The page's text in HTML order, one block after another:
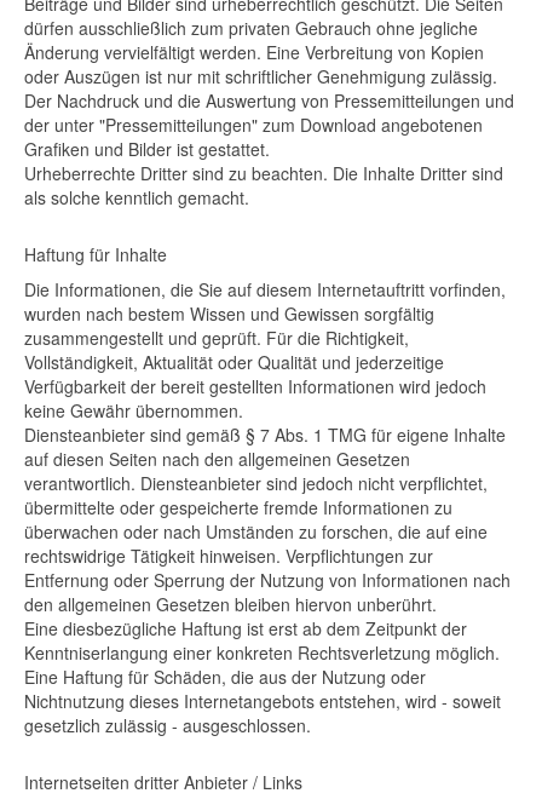
dürfen ausschließlich zum privaten Gebrauch ohne jegliche
Änderung vervielfältigt werden. Eine Verbreitung von Kopien
oder Auszügen ist nur mit schriftlicher Genehmigung zulässig.
Der Nachdruck und die Auswertung von Pressemitteilungen und
der unter "Pressemitteilungen" zum Download angebotenen
Grafiken und Bilder ist gestattet.
Urheberrechte Dritter sind zu beachten. Die Inhalte Dritter sind
als solche kenntlich gemacht.
Haftung für Inhalte
Die Informationen, die Sie auf diesem Internetauftritt vorfinden,
wurden nach bestem Wissen und Gewissen sorgfältig
zusammengestellt und geprüft. Für die Richtigkeit,
Vollständigkeit, Aktualität oder Qualität und jederzeitige
Verfügbarkeit der bereit gestellten Informationen wird jedoch
keine Gewähr übernommen.
Diensteanbieter sind gemäß § 7 Abs. 1 TMG für eigene Inhalte
auf diesen Seiten nach den allgemeinen Gesetzen
verantwortlich. Diensteanbieter sind jedoch nicht verpflichtet,
übermittelte oder gespeicherte fremde Informationen zu
überwachen oder nach Umständen zu forschen, die auf eine
rechtswidrige Tätigkeit hinweisen. Verpflichtungen zur
Entfernung oder Sperrung der Nutzung von Informationen nach
den allgemeinen Gesetzen bleiben hiervon unberührt.
Eine diesbezügliche Haftung ist erst ab dem Zeitpunkt der
Kenntniserlangung einer konkreten Rechtsverletzung möglich.
Eine Haftung für Schäden, die aus der Nutzung oder
Nichtnutzung dieses Internetangebots entstehen, wird - soweit
gesetzlich zulässig - ausgeschlossen.
Internetseiten dritter Anbieter / Links